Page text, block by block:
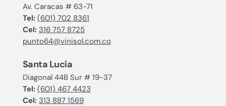
Av. Caracas # 63-71
Tel: (601) 702 8361
Cel: 316 757 8725
punto64@vinisol.com.co
Santa Lucía
Diagonal 44B Sur # 19-37
Tel: (601) 467 4423
Cel: 313 887 1569